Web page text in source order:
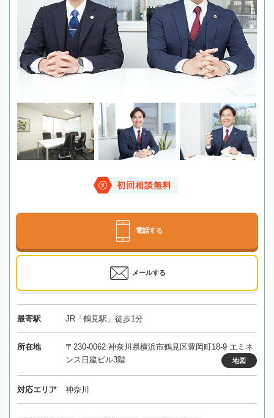
初回相談無料
電話する
メールする
最寄駅 JR「鶴見駅」徒歩1分
所在地
〒230-0062 神奈川県横浜市鶴見区豊岡町18-9 エミネ
ンス日建ビル3階
地図
対応エリア 神奈川